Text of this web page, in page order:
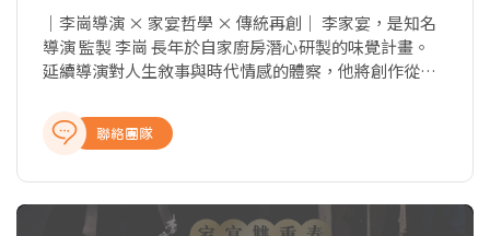
｜李崗導演 × 家宴哲學 × 傳統再創｜ 李家宴，是知名
導演 監製 李崗 長年於自家廚房潛心研製的味覺計畫。
延續導演對人生敘事與時代情感的體察，他將創作從攝
文化、身心平衡與日常記憶的「家宴」。 從北京胡同到
江南巷弄，每一道菜都是李崗導演的情感與故事，和親
聯絡團隊